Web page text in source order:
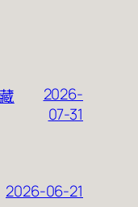
2026-
07-31
2026-06-21